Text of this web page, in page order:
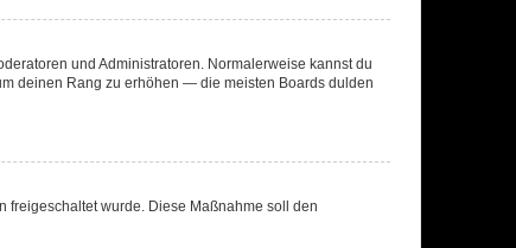
und Administratoren. Normalerweise kannst du
deinen Rang zu erhöhen — die meisten Boards dulden
freigeschaltet wurde. Diese Maßnahme soll den